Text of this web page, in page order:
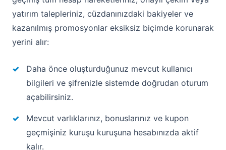
yatırım talepleriniz, cüzdanınızdaki bakiyeler ve
kazanılmış promosyonlar eksiksiz biçimde korunarak
yerini alır:
Daha önce oluşturduğunuz mevcut kullanıcı
bilgileri ve şifrenizle sistemde doğrudan oturum
açabilirsiniz.
Mevcut varlıklarınız, bonuslarınız ve kupon
geçmişiniz kuruşu kuruşuna hesabınızda aktif
kalır.